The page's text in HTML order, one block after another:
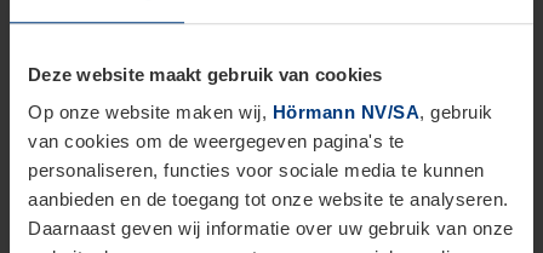
Deze website maakt gebruik van cookies
Op onze website maken wij, Hörmann NV/SA, gebruik
van cookies om de weergegeven pagina's te
personaliseren, functies voor sociale media te kunnen
aanbieden en de toegang tot onze website te analyseren.
Daarnaast geven wij informatie over uw gebruik van onze